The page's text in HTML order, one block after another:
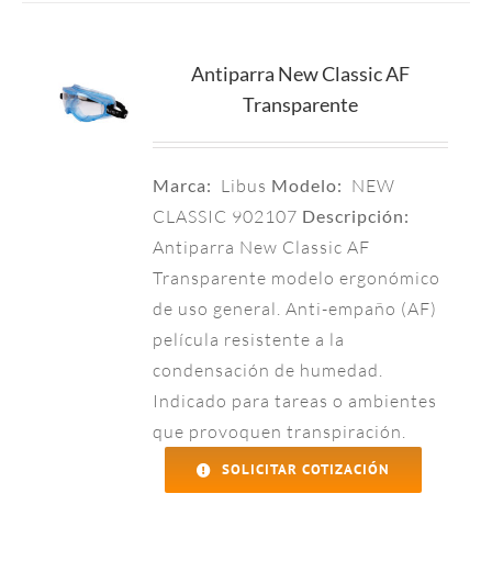
Antiparra New Classic AF
Transparente
Marca: Libus Modelo: NEW
CLASSIC 902107 Descripción:
Antiparra New Classic AF
Transparente modelo ergonómico
de uso general. Anti-empaño (AF)
película resistente a la
condensación de humedad.
Indicado para tareas o ambientes
que provoquen transpiración.
SOLICITAR COTIZACIÓN